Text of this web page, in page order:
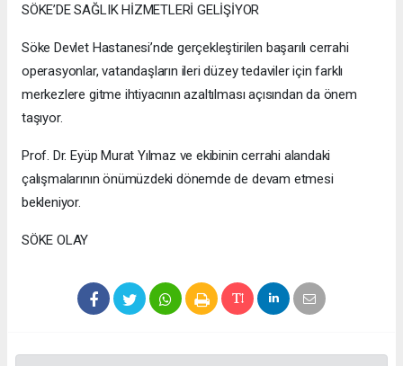
SÖKE’DE SAĞLIK HİZMETLERİ GELİŞİYOR
Söke Devlet Hastanesi’nde gerçekleştirilen başarılı cerrahi
operasyonlar, vatandaşların ileri düzey tedaviler için farklı
merkezlere gitme ihtiyacının azaltılması açısından da önem
taşıyor.
Prof. Dr. Eyüp Murat Yılmaz ve ekibinin cerrahi alandaki
çalışmalarının önümüzdeki dönemde de devam etmesi
bekleniyor.
SÖKE OLAY